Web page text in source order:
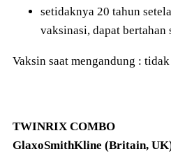
setidaknya 20 tahun
vaksinasi, dapat bertahan
Vaksin saat mengandung :
TWINRIX COMBO
GlaxoSmithKline (Britain,